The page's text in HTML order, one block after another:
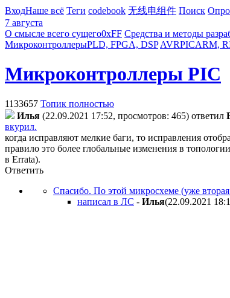
ВходНаше всё Теги codebook 无线电组件 Поиск
7 августа
О смысле всего сущего0xFF Средства и методы
МикроконтроллерыPLD, FPGA, DSP AVRPICARM,
Микроконтроллеры PIC
1133657 Топик полностью
Илья (22.09.2021 17:52, просмотров: 465) ответил
вкурил.
когда исправляют мелкие баги, то исправления
правило это более глобальные изменения в
в Errata).
Ответить
Спасибо. По этой микросхеме (уже вторая
написал в ЛС - Илья(22.09.2021